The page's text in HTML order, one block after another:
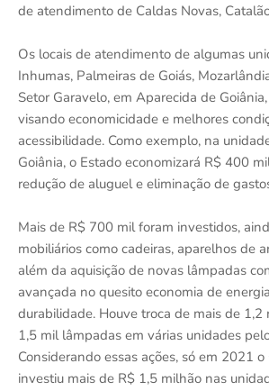
de atendimento de Caldas Novas,
Os locais de atendimento de algumas
Inhumas, Palmeiras de Goiás,
Setor Garavelo, em Aparecida de
visando economicidade e melhores
acessibilidade. Como exemplo, na
Goiânia, o Estado economizará R$ 400
redução de aluguel e eliminação de
Mais de R$ 700 mil foram investidos,
mobiliários como cadeiras, aparelhos de
além da aquisição de novas lâmpadas
avançada no quesito economia de
durabilidade. Houve troca de mais de 1,2
1,5 mil lâmpadas em várias unidades
Considerando essas ações, só em 2021
investiu mais de R$ 1,5 milhão nas